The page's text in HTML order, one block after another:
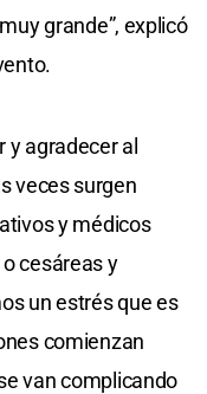
grande”, explicó
y agradecer al
veces surgen
y médicos
cesáreas y
un estrés que es
comienzan
van complicando